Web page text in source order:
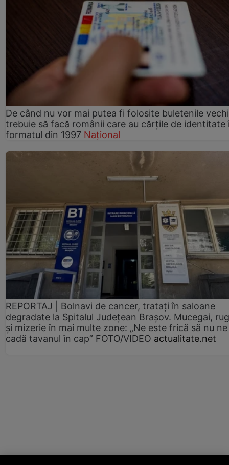
De când nu vor mai putea fi folosite buletenile
trebuie să facă românii care au cărțile de identitate
formatul din 1997 Național
REPORTAJ | Bolnavi de cancer, tratați în saloane
degradate la Spitalul Județean Brașov. Mucegai,
și mizerie în mai multe zone: „Ne este frică să nu ne
cadă tavanul în cap” FOTO/VIDEO actualitate.net